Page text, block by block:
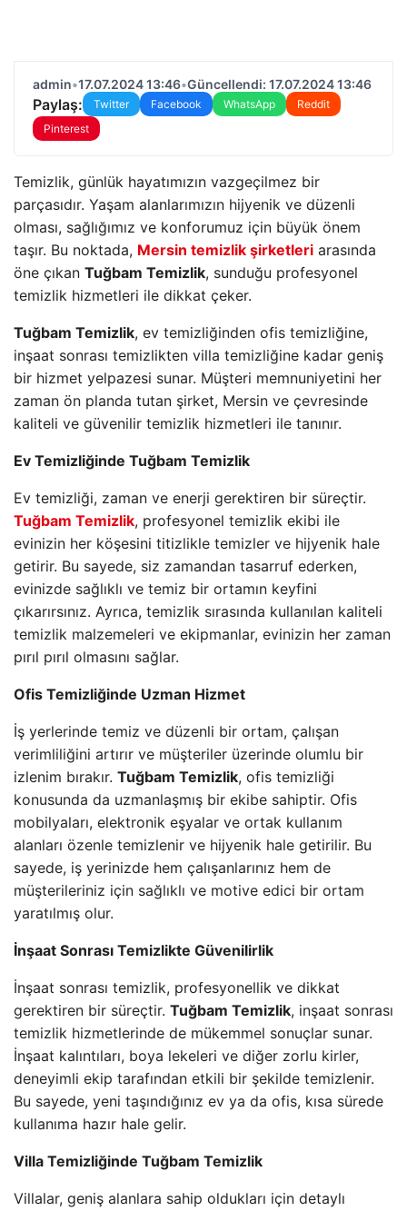
admin•17.07.2024 13:46•Güncellendi: 17.07.2024 13:46
Paylaş: Twitter Facebook WhatsApp
Reddit
Pinterest
Temizlik, günlük hayatımızın vazgeçilmez bir
parçasıdır. Yaşam alanlarımızın hijyenik ve düzenli
olması, sağlığımız ve konforumuz için büyük önem
taşır. Bu noktada, Mersin temizlik şirketleri arasında
öne çıkan Tuğbam Temizlik, sunduğu profesyonel
temizlik hizmetleri ile dikkat çeker.
Tuğbam Temizlik, ev temizliğinden ofis temizliğine,
inşaat sonrası temizlikten villa temizliğine kadar geniş
bir hizmet yelpazesi sunar. Müşteri memnuniyetini her
zaman ön planda tutan şirket, Mersin ve çevresinde
kaliteli ve güvenilir temizlik hizmetleri ile tanınır.
Ev Temizliğinde Tuğbam Temizlik
Ev temizliği, zaman ve enerji gerektiren bir süreçtir.
Tuğbam Temizlik, profesyonel temizlik ekibi ile
evinizin her köşesini titizlikle temizler ve hijyenik hale
getirir. Bu sayede, siz zamandan tasarruf ederken,
evinizde sağlıklı ve temiz bir ortamın keyfini
çıkarırsınız. Ayrıca, temizlik sırasında kullanılan kaliteli
temizlik malzemeleri ve ekipmanlar, evinizin her zaman
pırıl pırıl olmasını sağlar.
Ofis Temizliğinde Uzman Hizmet
İş yerlerinde temiz ve düzenli bir ortam, çalışan
verimliliğini artırır ve müşteriler üzerinde olumlu bir
izlenim bırakır. Tuğbam Temizlik, ofis temizliği
konusunda da uzmanlaşmış bir ekibe sahiptir. Ofis
mobilyaları, elektronik eşyalar ve ortak kullanım
alanları özenle temizlenir ve hijyenik hale getirilir. Bu
sayede, iş yerinizde hem çalışanlarınız hem de
müşterileriniz için sağlıklı ve motive edici bir ortam
yaratılmış olur.
İnşaat Sonrası Temizlikte Güvenilirlik
İnşaat sonrası temizlik, profesyonellik ve dikkat
gerektiren bir süreçtir. Tuğbam Temizlik, inşaat sonrası
temizlik hizmetlerinde de mükemmel sonuçlar sunar.
İnşaat kalıntıları, boya lekeleri ve diğer zorlu kirler,
deneyimli ekip tarafından etkili bir şekilde temizlenir.
Bu sayede, yeni taşındığınız ev ya da ofis, kısa sürede
kullanıma hazır hale gelir.
Villa Temizliğinde Tuğbam Temizlik
Villalar, geniş alanlara sahip oldukları için detaylı